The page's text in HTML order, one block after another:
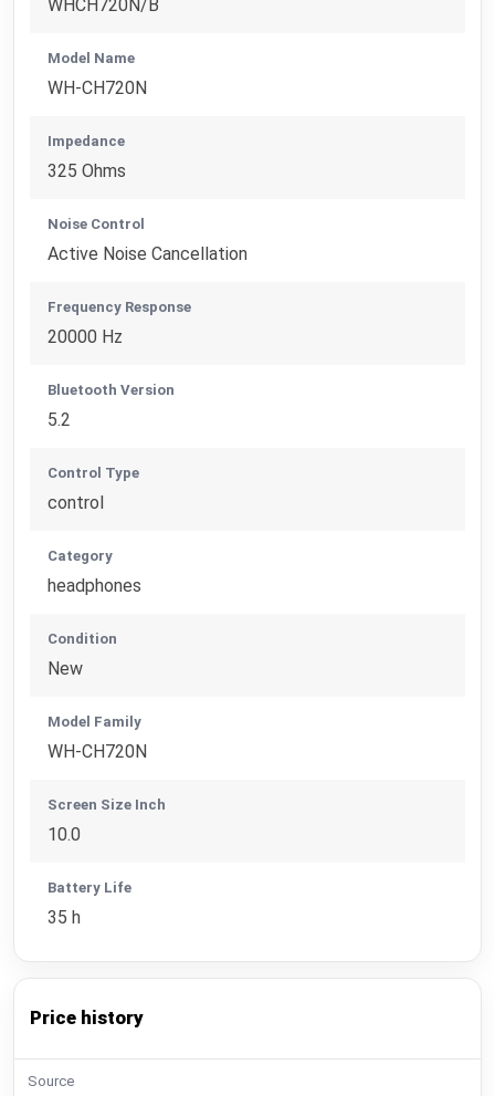
WHCH720N/B
Model Name
WH-CH720N
Impedance
325 Ohms
Noise Control
Active Noise Cancellation
Frequency Response
20000 Hz
Bluetooth Version
5.2
Control Type
control
Category
headphones
Condition
New
Model Family
WH-CH720N
Screen Size Inch
10.0
Battery Life
35 h
Price history
Source